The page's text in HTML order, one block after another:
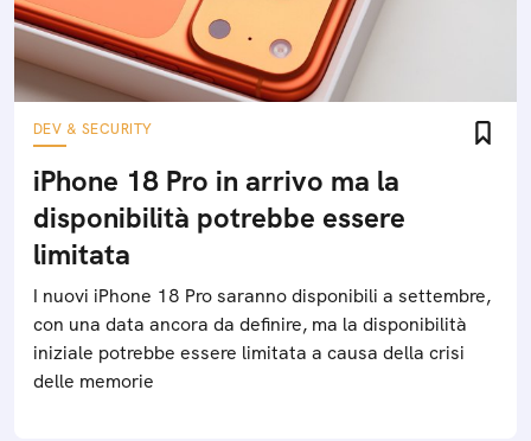
DEV & SECURITY
iPhone 18 Pro in arrivo ma la
disponibilità potrebbe essere
limitata
I nuovi iPhone 18 Pro saranno disponibili a settembre,
con una data ancora da definire, ma la disponibilità
iniziale potrebbe essere limitata a causa della crisi
delle memorie